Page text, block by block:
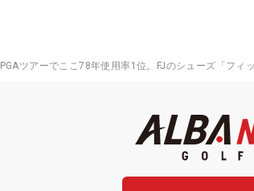
PGAツアーでここ78年使用率1位。FJのシューズ「フィ